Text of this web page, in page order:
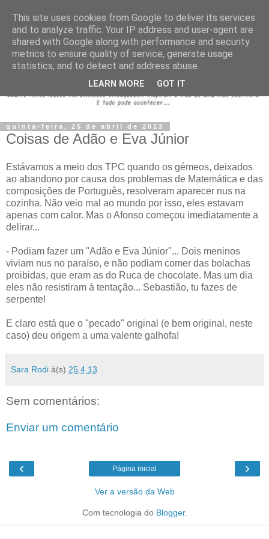
quinta-feira, 25 de abril de 2013
Coisas de Adão e Eva Júnior
Estávamos a meio dos TPC quando os gémeos, deixados
ao abandono por causa dos problemas de Matemática e das
composições de Português, resolveram aparecer nus na
cozinha. Não veio mal ao mundo por isso, eles estavam
apenas com calor. Mas o Afonso começou imediatamente a
delirar...
- Podiam fazer um "Adão e Eva Júnior"... Dois meninos
viviam nus no paraíso, e não podiam comer das bolachas
proibidas, que eram as do Ruca de chocolate. Mas um dia
eles não resistiram à tentação... Sebastião, tu fazes de
serpente!
E claro está que o "pecado" original (e bem original, neste
caso) deu origem a uma valente galhofa!
Sara Rodi à(s) 25.4.13
Sem comentários:
Enviar um comentário
‹ ›
Página inicial
Ver a versão da Web
Com tecnologia do Blogger.
This site uses cookies from Google to deliver its services
and to analyze traffic. Your IP address and user-agent are
shared with Google along with performance and security
metrics to ensure quality of service, generate usage
statistics, and to detect and address abuse.
LEARN MORE GOT IT